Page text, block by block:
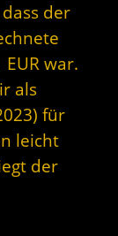
der
war.
als
für
leicht
der